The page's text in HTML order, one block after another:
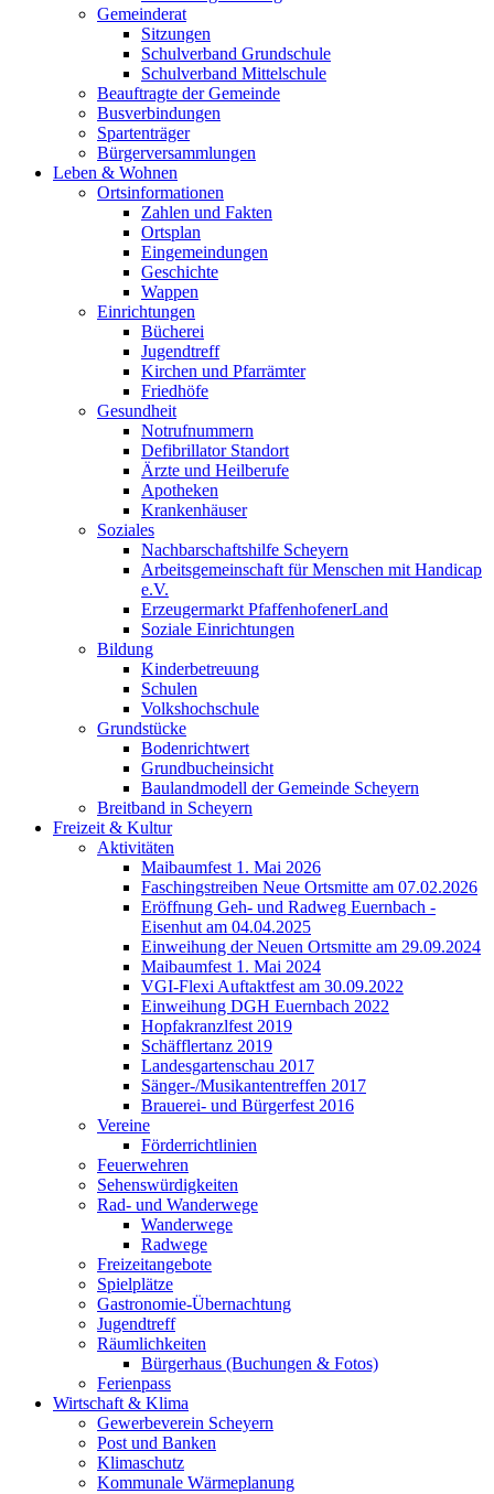
Gemeinderat
Sitzungen
Schulverband Grundschule
Schulverband Mittelschule
Beauftragte der Gemeinde
Busverbindungen
Spartenträger
Bürgerversammlungen
Leben & Wohnen
Ortsinformationen
Zahlen und Fakten
Ortsplan
Eingemeindungen
Geschichte
Wappen
Einrichtungen
Bücherei
Jugendtreff
Kirchen und Pfarrämter
Friedhöfe
Gesundheit
Notrufnummern
Defibrillator Standort
Ärzte und Heilberufe
Apotheken
Krankenhäuser
Soziales
Nachbarschaftshilfe Scheyern
Arbeitsgemeinschaft für Menschen mit Handicap
e.V.
Erzeugermarkt PfaffenhofenerLand
Soziale Einrichtungen
Bildung
Kinderbetreuung
Schulen
Volkshochschule
Grundstücke
Bodenrichtwert
Grundbucheinsicht
Baulandmodell der Gemeinde Scheyern
Breitband in Scheyern
Freizeit & Kultur
Aktivitäten
Maibaumfest 1. Mai 2026
Faschingstreiben Neue Ortsmitte am 07.02.2026
Eröffnung Geh- und Radweg Euernbach -
Eisenhut am 04.04.2025
Einweihung der Neuen Ortsmitte am 29.09.2024
Maibaumfest 1. Mai 2024
VGI-Flexi Auftaktfest am 30.09.2022
Einweihung DGH Euernbach 2022
Hopfakranzlfest 2019
Schäfflertanz 2019
Landesgartenschau 2017
Sänger-/Musikantentreffen 2017
Brauerei- und Bürgerfest 2016
Vereine
Förderrichtlinien
Feuerwehren
Sehenswürdigkeiten
Rad- und Wanderwege
Wanderwege
Radwege
Freizeitangebote
Spielplätze
Gastronomie-Übernachtung
Jugendtreff
Räumlichkeiten
Bürgerhaus (Buchungen & Fotos)
Ferienpass
Wirtschaft & Klima
Gewerbeverein Scheyern
Post und Banken
Klimaschutz
Kommunale Wärmeplanung